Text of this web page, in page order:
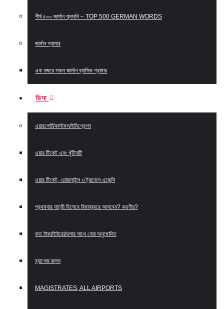
শীর্ষ ৫০০ জার্মান শব্দাবলি – TOP 500 GERMAN WORDS
জার্মান গ্রামার
এক নজরে সকল জার্মান ব্যাসিক গ্রামার
ভিসা
এয়ারপোর্ট/কাস্টমস/ইমিগ্রেশন
এয়ার টিকেট এবং খুঁটিনাটি
এয়ার টিকেট, এয়ারলাইন্স ও ট্রাভেল এজেন্সি
প্রথমবার যাত্রী হিসেবে বিমানবন্দরে আসবেন? করণীয়?
কত টাকা/ইউরো/ডলার সাথে নেয়া অনুমোদিত
ব্যাগেজ রুলস
MAGISTRATES, ALL AIRPORTS